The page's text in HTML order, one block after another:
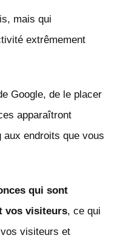
mais qui
extrêmement
Google, de le placer
apparaîtront
endroits que vous
qui sont
vos visiteurs, ce qui
visiteurs et